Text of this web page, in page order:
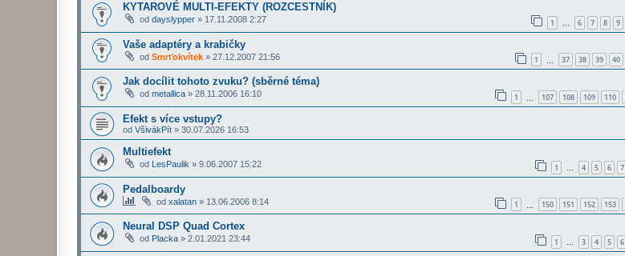
KYTAROVÉ MULTI-EFEKTY (ROZCESTNÍK)
od dayslypper » 17.11.2008 2:27 1 … 6 7 8 9
Vaše adaptéry a krabičky
od Smrťokvítek » 27.12.2007 21:56 1 37 38 39 40
Jak docílit tohoto zvuku? (sběrné téma)
od metallica » 28.11.2006 16:10 1 107 108 109 110
Efekt s více vstupy?
od VšivákPít » 30.07.2026 16:53
Multiefekt
od LesPaulik » 9.06.2007 15:22 1 … 4 5 6 7
Pedalboardy
od xalatan » 13.06.2006 8:14 1 150 151 152 153
Neural DSP Quad Cortex
od Placka » 2.01.2021 23:44 1 … 3 4 5 6